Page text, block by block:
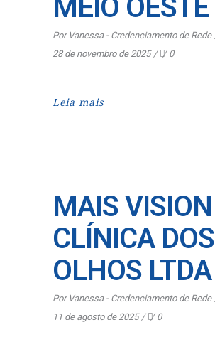
MEIO OESTE
Por Vanessa - Credenciamento de Rede
28 de novembro de 2025
0
Leia mais
MAIS VISION
CLÍNICA DOS
OLHOS LTDA
Por Vanessa - Credenciamento de Rede
11 de agosto de 2025
0